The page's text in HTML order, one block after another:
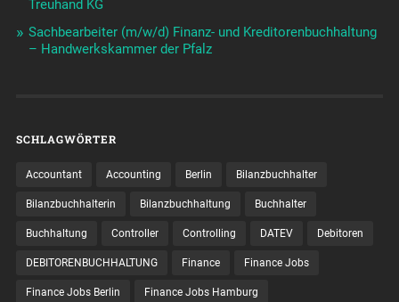
Treuhand KG
Sachbearbeiter (m/w/d) Finanz- und Kreditorenbuchhaltung
– Handwerkskammer der Pfalz
SCHLAGWÖRTER
Accountant Accounting Berlin Bilanzbuchhalter
Bilanzbuchhalterin Bilanzbuchhaltung Buchhalter
Buchhaltung Controller Controlling DATEV Debitoren
DEBITORENBUCHHALTUNG Finance Finance Jobs
Finance Jobs Berlin Finance Jobs Hamburg